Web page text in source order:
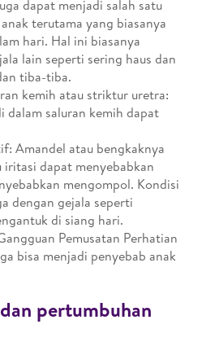
dapat menjadi salah satu
terutama yang biasanya
hari. Hal ini biasanya
lain seperti sering haus dan
tiba-tiba.
kemih atau striktur uretra:
dalam saluran kemih dapat
Amandel atau bengkaknya
dapat menyebabkan
mengompol. Kondisi
dengan gejala seperti
di siang hari.
Pemusatan Perhatian
bisa menjadi penyebab anak
pertumbuhan